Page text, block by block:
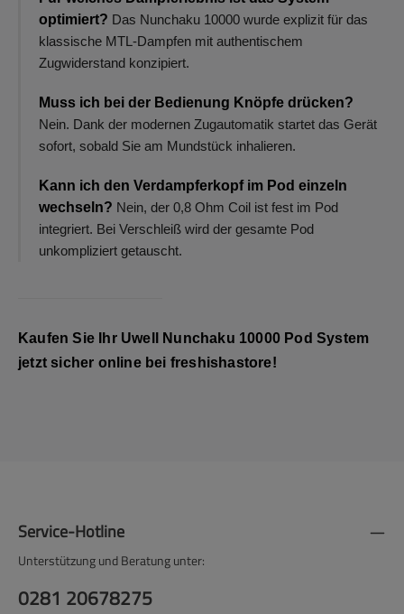
optimiert? Das Nunchaku 10000 wurde explizit für das
klassische MTL-Dampfen mit authentischem
Zugwiderstand konzipiert.
Muss ich bei der Bedienung Knöpfe drücken?
Nein. Dank der modernen Zugautomatik startet das Gerät
sofort, sobald Sie am Mundstück inhalieren.
Kann ich den Verdampferkopf im Pod einzeln
wechseln? Nein, der 0,8 Ohm Coil ist fest im Pod
integriert. Bei Verschleiß wird der gesamte Pod
unkompliziert getauscht.
Kaufen Sie Ihr Uwell Nunchaku 10000 Pod System
jetzt sicher online bei freshishastore!
Service-Hotline
Unterstützung und Beratung unter:
0281 20678275